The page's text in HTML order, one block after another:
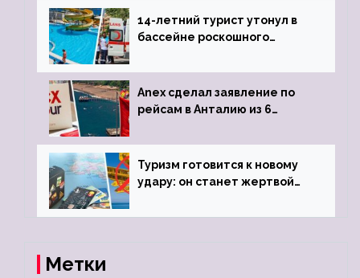
14-летний турист утонул в
бассейне роскошного
Anex сделал заявление по
рейсам в Анталию из 6
Туризм готовится к новому
удару: он станет жертвой
Метки